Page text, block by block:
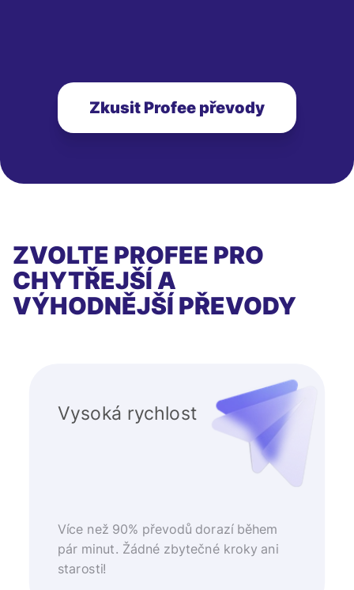
Zkusit Profee převody
ZVOLTE PROFEE PRO
CHYTŘEJŠÍ A
VÝHODNĚJŠÍ PŘEVODY
Vysoká rychlost
Více než 90% převodů dorazí během
pár minut. Žádné zbytečné kroky ani
starosti!